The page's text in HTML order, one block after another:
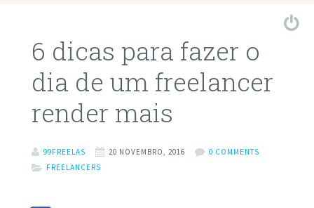
6 dicas para fazer o
dia de um freelancer
render mais
99FREELAS 20 NOVEMBRO, 2016
0 COMMENTS
FREELANCERS